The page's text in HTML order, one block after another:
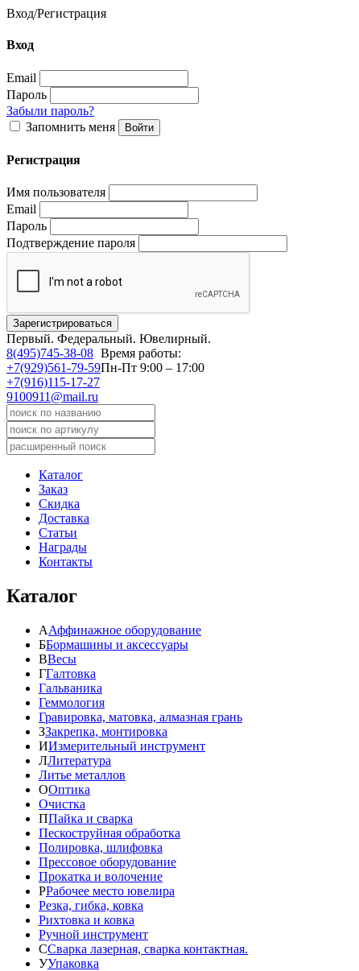
Вход/Регистрация
Вход
Email
Пароль
Забыли пароль?
Запомнить меня
Регистрация
Имя пользователя
Email
Пароль
Подтверждение пароля
Первый. Федеральный. Ювелирный.
8(495)745-38-08
+7(929)561-79-59
+7(916)115-17-27
9100911@mail.ru
Время работы:
Пн-Пт 9:00 – 17:00
Каталог
Заказ
Скидка
Доставка
Статьи
Награды
Контакты
Каталог
ААффинажное оборудование
ББормашины и аксессуары
ВВесы
ГГалтовка
Гальваника
Геммология
Гравировка, матовка, алмазная грань
ЗЗакрепка, монтировка
ИИзмерительный инструмент
ЛЛитература
Литье металлов
ООптика
Очистка
ППайка и сварка
Пескоструйная обработка
Полировка, шлифовка
Прессовое оборудование
Прокатка и волочение
РРабочее место ювелира
Резка, гибка, ковка
Рихтовка и ковка
Ручной инструмент
ССварка лазерная, сварка контактная.
УУпаковка